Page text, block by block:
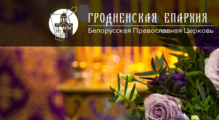
ГРОДНЕНСКАЯ ЕПАРХИЯ
Белорусская Православная Церковь